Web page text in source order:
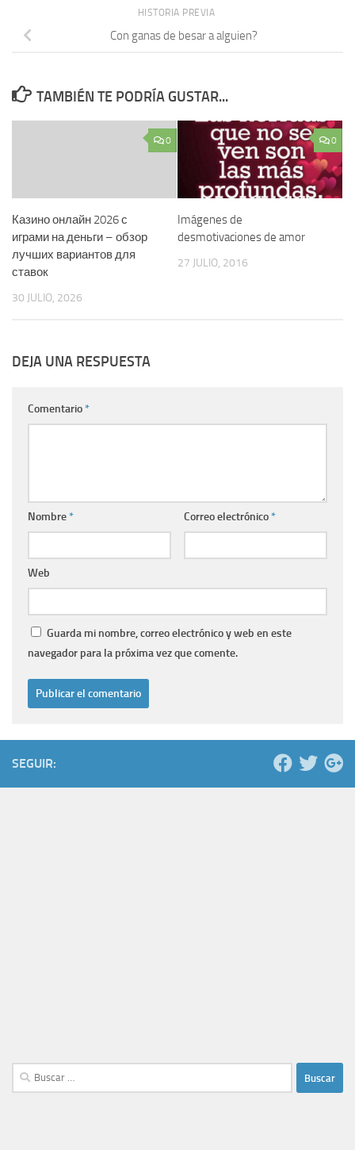
HISTORIA PREVIA
Con ganas de besar a alguien?
TAMBIÉN TE PODRÍA GUSTAR...
0
Казино онлайн 2026 с
играми на деньги – обзор
лучших вариантов для
ставок
30 JULIO, 2026
0
Imágenes de
desmotivaciones de amor
27 JULIO, 2016
DEJA UNA RESPUESTA
Comentario*
Nombre* Correo electrónico*
Web
Guarda mi nombre, correo electrónico y web en este
navegador para la próxima vez que comente.
SEGUIR:
Buscar: